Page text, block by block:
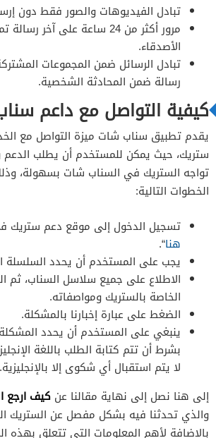
تبادل الفيديوهات والصور فقط دون
مرور أكثر من 24 ساعة على آخر
الأصدقاء.
تبادل الرسائل ضمن المجموعات
رسالة ضمن المحادثة الشخصية.
كيفية التواصل مع داعم
يقدم تطبيق سناب شات ميزة التواصل مع
ستريك، حيث يمكن للمستخدم أن يطلب
تواجه الستريك في السناب شات بسهولة،
الخطوات التالية:
تسجيل الدخول إلى موقع دعم ستريك
هنا“.
يجب على المستخدم أن يحدد السلسلة
الاطلاع على جميع سلاسل السناب، ثم
الخاصة بالستريك ومواصفاته.
الضغط على عبارة إخبارنا بالمشكلة.
ينبغي على المستخدم أن يحدد
بشرط أن تتم كتابة الطلب باللغة
لا يتم استقبال أي شكوى إلا بالإنجليزية.
إلى هنا نصل إلى نهاية مقالنا عن كيف ارجع
والذي تحدثنا فيه بشكل مفصل عن الستريك
بالإضافة لأهم المعلومات التي تتعلق بهذه